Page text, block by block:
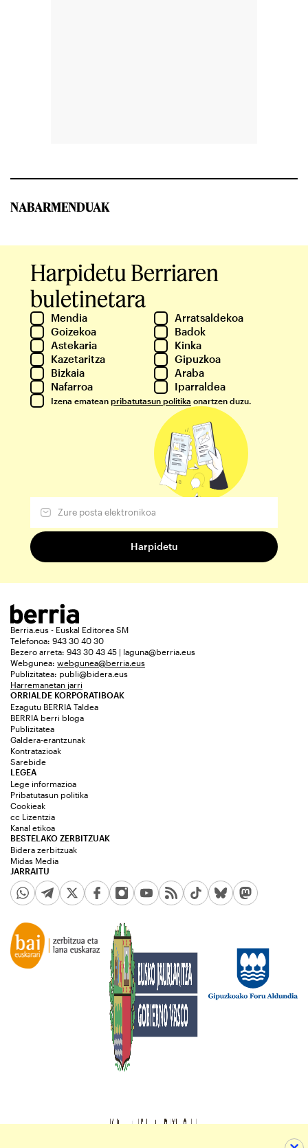
NABARMENDUAK
Harpidetu Berriaren
buletinetara
Mendia
Arratsaldekoa
Goizekoa
Badok
Astekaria
Kinka
Kazetaritza
Gipuzkoa
Bizkaia
Araba
Nafarroa
Iparraldea
Izena ematean pribatutasun politika onartzen duzu.
Berria.eus - Euskal Editorea SM
Telefonoa: 943 30 40 30
Bezero arreta: 943 30 43 45 | laguna@berria.eus
Webgunea: webgunea@berria.eus
Publizitatea: publi@bidera.eus
Harremanetan jarri
ORRIALDE KORPORATIBOAK
Ezagutu BERRIA Taldea
BERRIA berri bloga
Publizitatea
Galdera-erantzunak
Kontratazioak
Sarebide
JARRAITU
LEGEA
Lege informazioa
Pribatutasun politika
Cookieak
cc Lizentzia
Kanal etikoa
BESTELAKO ZERBITZUAK
Bidera zerbitzuak
Midas Media